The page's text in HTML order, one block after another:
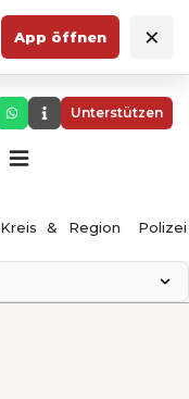
App öffnen ×
Unterstützen
Kreis & Region Polizei